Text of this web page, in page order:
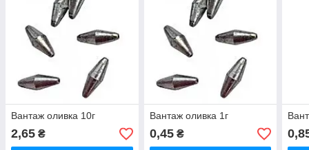
Вантаж оливка 10г
2,65 ₴
Вантаж оливка 1г
0,45₴